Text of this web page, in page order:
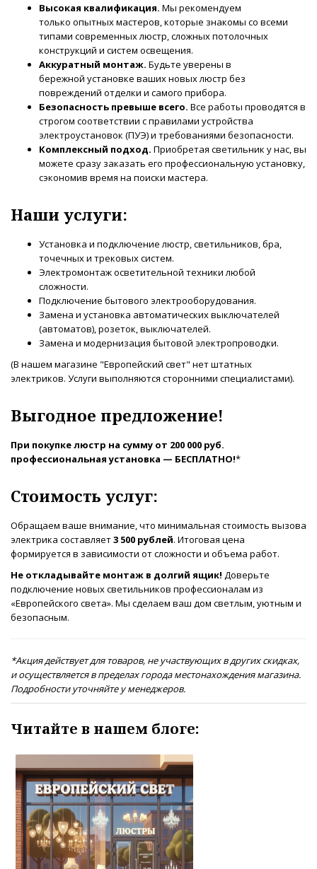
Высокая квалификация. Мы рекомендуем
только опытных мастеров, которые знакомы со всеми
типами современных люстр, сложных потолочных
конструкций и систем освещения.
Аккуратный монтаж. Будьте уверены в
бережной установке ваших новых люстр без
повреждений отделки и самого прибора.
Безопасность превыше всего. Все работы проводятся в
строгом соответствии с правилами устройства
электроустановок (ПУЭ) и требованиями безопасности.
Комплексный подход. Приобретая светильник у нас, вы
можете сразу заказать его профессиональную установку,
сэкономив время на поиски мастера.
Наши услуги:
Установка и подключение люстр, светильников, бра,
точечных и трековых систем.
Электромонтаж осветительной техники любой
сложности.
Подключение бытового электрооборудования.
Замена и установка автоматических выключателей
(автоматов), розеток, выключателей.
Замена и модернизация бытовой электропроводки.
(В нашем магазине "Европейский свет" нет штатных
электриков. Услуги выполняются сторонними специалистами).
Выгодное предложение!
При покупке люстр на сумму от 200 000 руб.
профессиональная установка — БЕСПЛАТНО!*
Стоимость услуг:
Обращаем ваше внимание, что минимальная стоимость вызова
электрика составляет3 500 рублей. Итоговая цена
формируется в зависимости от сложности и объема работ.
Не откладывайте монтаж в долгий ящик! Доверьте
подключение новых светильников профессионалам из
«Европейского света». Мы сделаем ваш дом светлым, уютным и
безопасным.
*Акция действует для товаров, не участвующих в других скидках,
и осуществляется в пределах города местонахождения магазина.
Подробности уточняйте у менеджеров.
Читайте в нашем блоге: